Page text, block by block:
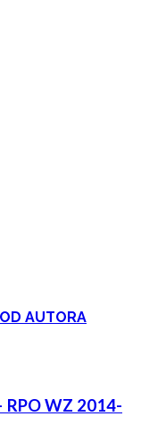
AUTORA
RPO WZ 2014-